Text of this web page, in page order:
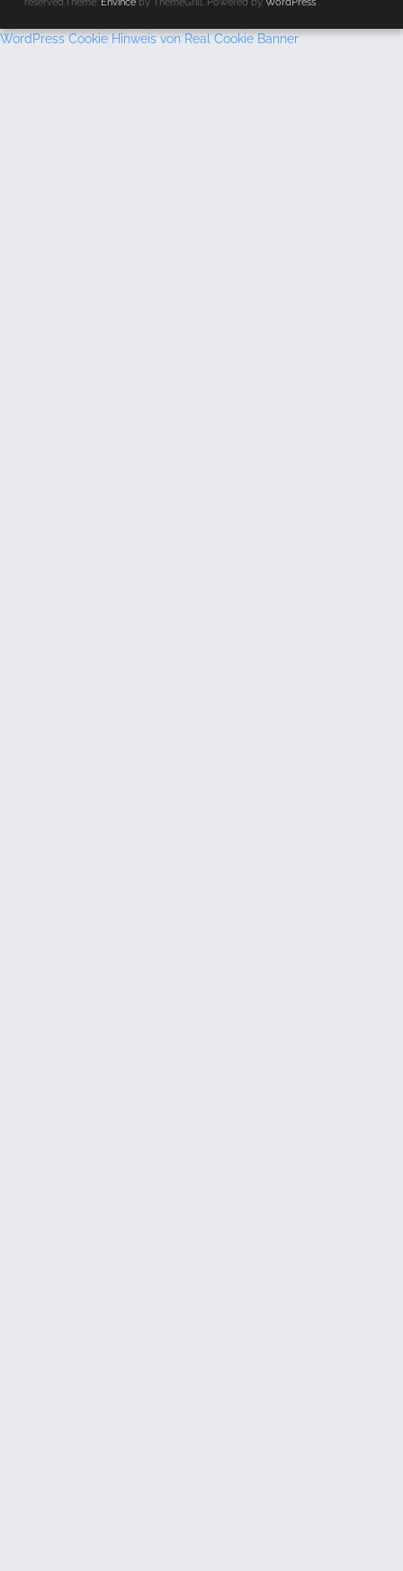
reserved.Theme: Envince by ThemeGrill. Powered by WordPress
WordPress Cookie Hinweis von Real Cookie Banner